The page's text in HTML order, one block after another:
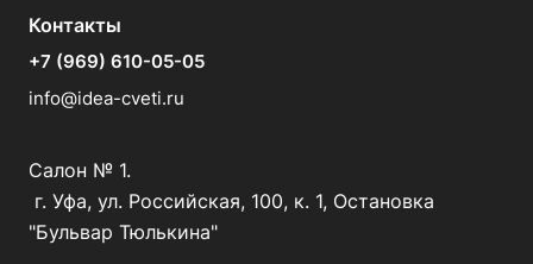
Контакты
+7 (969) 610-05-05
info@idea-cveti.ru
Салон № 1.
г. Уфа, ул. Российская, 100, к. 1, Остановка
"Бульвар Тюлькина"